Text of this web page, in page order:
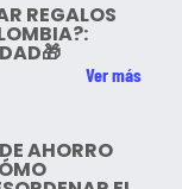
REGALOS
Ver más
AHORRO